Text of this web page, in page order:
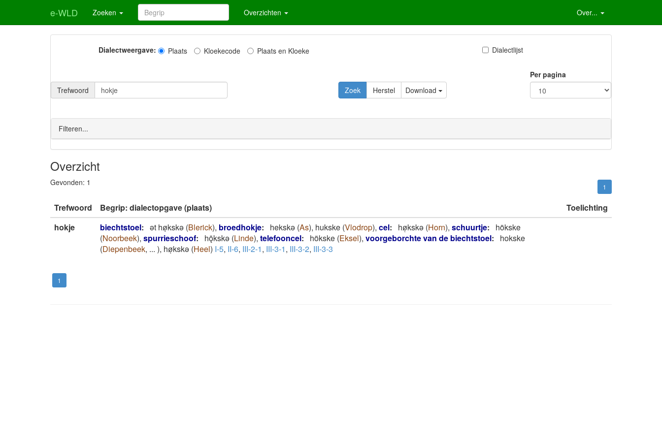
e-WLD Zoeken Overzichten Over...
Dialectweergave: Plaats Kloekecode Plaats en Kloeke Dialectlijst
Trefwoord Download
Per pagina
Filteren...
Overzicht
Gevonden: 1 1
Trefwoord Begrip: dialectopgave (plaats)
Toelichting
hokje
biechtstoel: ət høͅkskə (Blerick), broedhokje: hekskə (As), hukske (Vlodrop), cel: hø̜kskǝ (Horn), schuurtje:
hökske
(Noorbeek), spurrieschoof: hǭkskǝ (Linde), telefooncel: hökske (Eksel), voorgeborchte van de biechtstoel:
hokske
(Diepenbeek, ... ), høͅkskə (Heel) I-5, II-6, III-2-1, III-3-1, III-3-2, III-3-3
1